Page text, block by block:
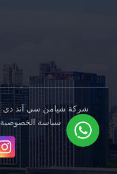
سياسة الخصوصية